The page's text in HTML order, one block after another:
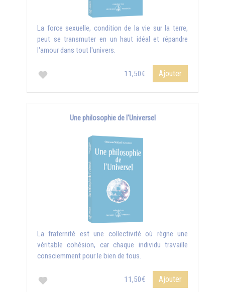
La force sexuelle, condition de la vie sur la terre,
peut se transmuter en un haut idéal et répandre
l'amour dans tout l'univers.
11,50€ Ajouter
Une philosophie de l'Universel
La fraternité est une collectivité où règne une
véritable cohésion, car chaque individu travaille
consciemment pour le bien de tous.
11,50€ Ajouter